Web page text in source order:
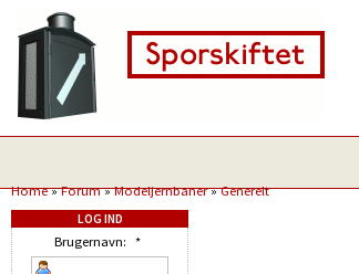
Home»Forum»Modeljernbaner»Generelt
LOG IND
Brugernavn: *